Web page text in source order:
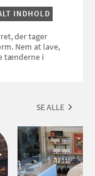
INDHOLD
der tager
Nem at lave,
tænderne i
SE ALLE